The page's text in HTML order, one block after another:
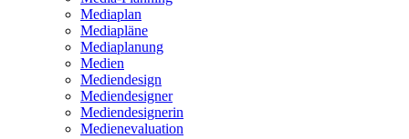
Mediaplan
Mediapläne
Mediaplanung
Medien
Mediendesign
Mediendesigner
Mediendesignerin
Medienevaluation